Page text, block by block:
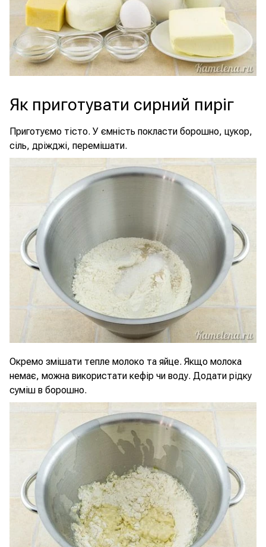
Як приготувати сирний пиріг
Приготуємо тісто. У ємність покласти борошно, цукор,
сіль, дріжджі, перемішати.
Окремо змішати тепле молоко та яйце. Якщо молока
немає, можна використати кефір чи воду. Додати рідку
суміш в борошно.